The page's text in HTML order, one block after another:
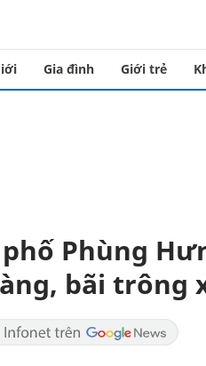
Gia đình Giới trẻ
Phùng
bãi trông